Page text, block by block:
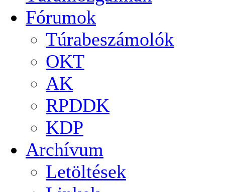
Fórumok
Túrabeszámolók
OKT
AK
RPDDK
KDP
Archívum
Letöltések